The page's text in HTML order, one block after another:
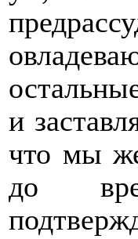
и
что мы
до